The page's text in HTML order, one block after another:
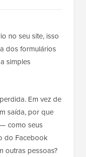
no seu site, isso
dos formulários
simples
Em vez de
saída, por que
como seus
do Facebook
outras pessoas?